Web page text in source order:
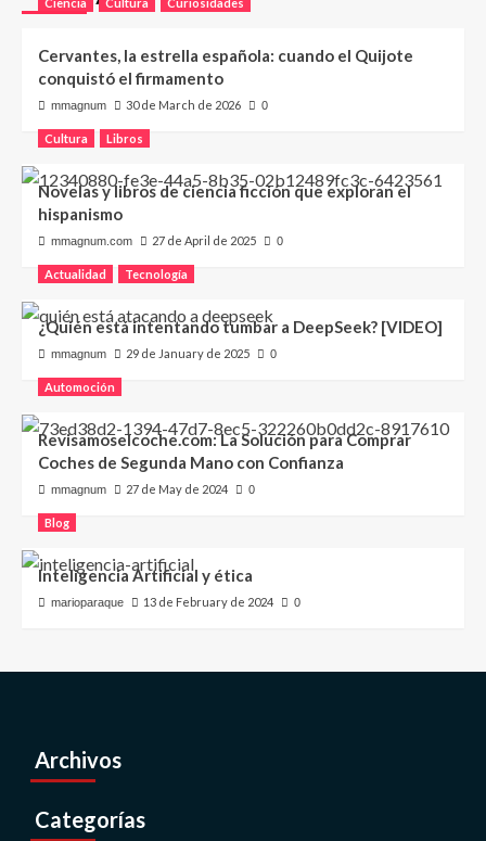
Cervantes, la estrella española: cuando el Quijote
conquistó el firmamento
mmagnum 30 de March de 2026 0
Cultura Libros
Novelas y libros de ciencia ficción que exploran el
hispanismo
mmagnum.com 27 de April de 2025 0
Actualidad Tecnología
¿Quién está intentando tumbar a DeepSeek? [VIDEO]
mmagnum 29 de January de 2025 0
Automoción
Revisamoselcoche.com: La Solución para Comprar
Coches de Segunda Mano con Confianza
mmagnum 27 de May de 2024 0
Blog
Inteligencia Artificial y ética
marioparaque 13 de February de 2024 0
Archivos
Categorías